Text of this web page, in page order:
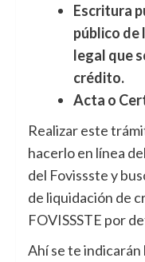
Escritura
público de
legal que
crédito.
Acta o
Realizar este
hacerlo en línea
del Fovissste y
de liquidación de
FOVISSSTE por
Ahí se te indicarán